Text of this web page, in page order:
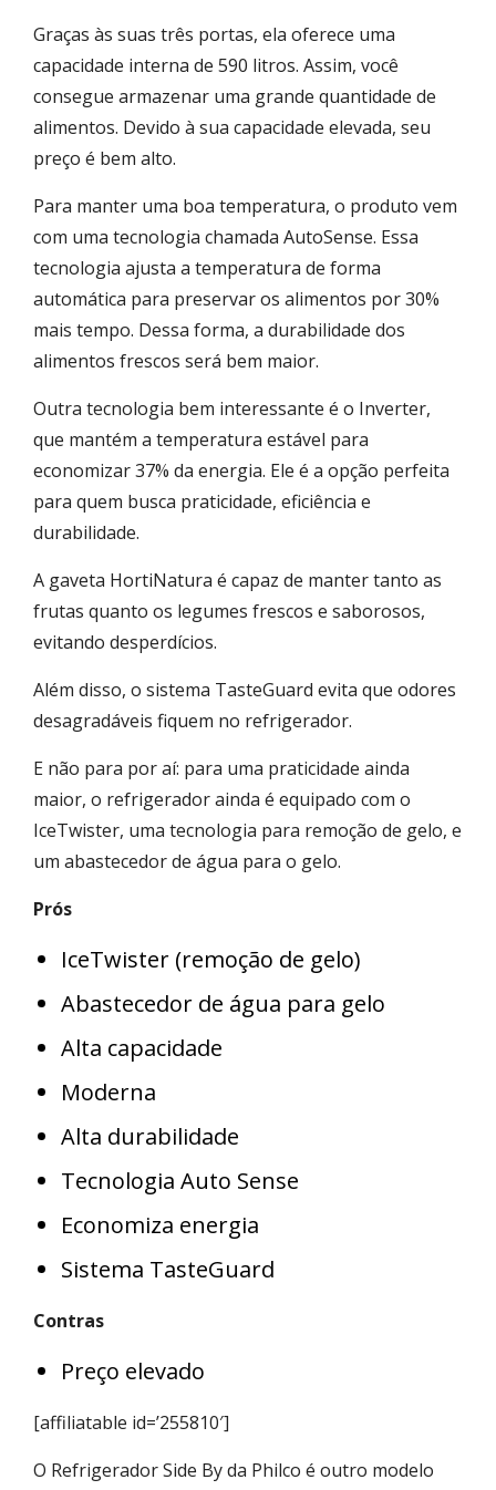
Graças às suas três portas, ela oferece uma
capacidade interna de 590 litros. Assim, você
consegue armazenar uma grande quantidade de
alimentos. Devido à sua capacidade elevada, seu
preço é bem alto.
Para manter uma boa temperatura, o produto vem
com uma tecnologia chamada AutoSense. Essa
tecnologia ajusta a temperatura de forma
automática para preservar os alimentos por 30%
mais tempo. Dessa forma, a durabilidade dos
alimentos frescos será bem maior.
Outra tecnologia bem interessante é o Inverter,
que mantém a temperatura estável para
economizar 37% da energia. Ele é a opção perfeita
para quem busca praticidade, eficiência e
durabilidade.
A gaveta HortiNatura é capaz de manter tanto as
frutas quanto os legumes frescos e saborosos,
evitando desperdícios.
Além disso, o sistema TasteGuard evita que odores
desagradáveis fiquem no refrigerador.
E não para por aí: para uma praticidade ainda
maior, o refrigerador ainda é equipado com o
IceTwister, uma tecnologia para remoção de gelo, e
um abastecedor de água para o gelo.
Prós
IceTwister (remoção de gelo)
Abastecedor de água para gelo
Alta capacidade
Moderna
Alta durabilidade
Tecnologia Auto Sense
Economiza energia
Sistema TasteGuard
Contras
Preço elevado
[affiliatable id=’255810′]
O Refrigerador Side By da Philco é outro modelo